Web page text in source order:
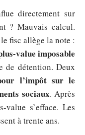
directement sur
? Mauvais calcul.
fisc allège la note :
value imposable
de détention. Deux
l’impôt sur le
sociaux. Après
s’efface. Les
à trente ans.